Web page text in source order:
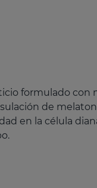
formulado con
de
en la célula